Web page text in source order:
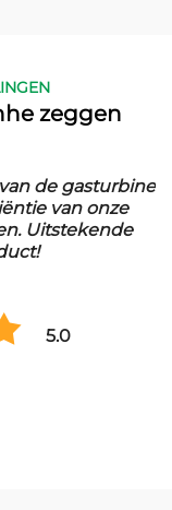
zeggen
de gasturbine
van onze
Uitstekende
5.0